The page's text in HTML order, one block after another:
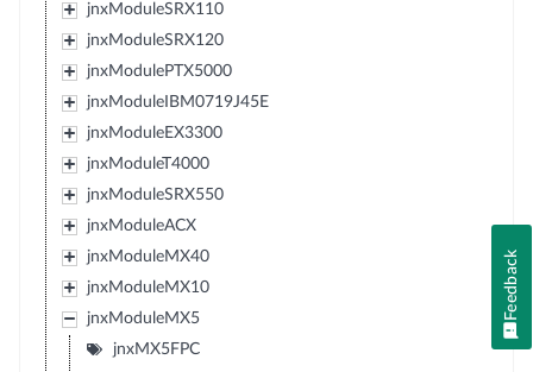
jnxModuleSRX110
jnxModuleSRX120
jnxModulePTX5000
jnxModuleIBM0719J45E
jnxModuleEX3300
jnxModuleT4000
jnxModuleSRX550
jnxModuleACX
jnxModuleMX40
jnxModuleMX10
jnxModuleMX5
jnxMX5FPC
Feedback